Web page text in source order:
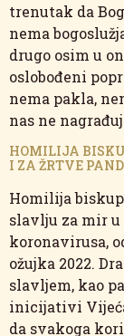
trenutak da
nema
drugo osim u
oslobođeni
nema pakla,
nas ne
HOMILIJA
I ZA ŽRTVE
Homilija
slavlju za mir
koronavirusa,
ožujka 2022.
slavljem, kao
inicijativi
da svakoga